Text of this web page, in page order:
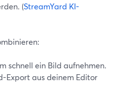
(StreamYard KI-
schnell ein Bild aufnehmen.
Export aus deinem Editor